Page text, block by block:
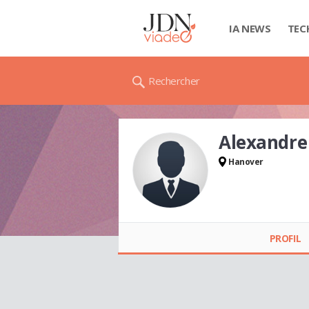
IA NEWS
Rechercher
Alexandre
Hanover
PROFIL